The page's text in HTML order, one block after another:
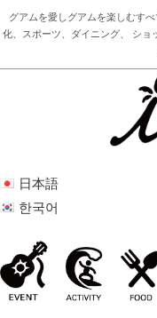
グアムを愛しグアムを楽しむす
化、スポーツ、ダイニング、 ショ
日本語
한국어